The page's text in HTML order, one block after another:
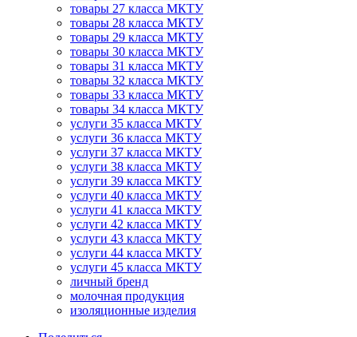
товары 27 класса МКТУ
товары 28 класса МКТУ
товары 29 класса МКТУ
товары 30 класса МКТУ
товары 31 класса МКТУ
товары 32 класса МКТУ
товары 33 класса МКТУ
товары 34 класса МКТУ
услуги 35 класса МКТУ
услуги 36 класса МКТУ
услуги 37 класса МКТУ
услуги 38 класса МКТУ
услуги 39 класса МКТУ
услуги 40 класса МКТУ
услуги 41 класса МКТУ
услуги 42 класса МКТУ
услуги 43 класса МКТУ
услуги 44 класса МКТУ
услуги 45 класса МКТУ
личный бренд
молочная продукция
изоляционные изделия